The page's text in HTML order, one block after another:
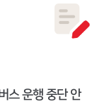
스 운행 중단 안